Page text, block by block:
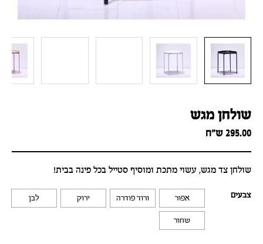
שולחן מגש
295.00 ש״ח
שולחן צד מגש, עשוי מתכת ומוסיף סטייל בכל פינה בבית!
צבעים אפור ורוד פודרה ירוק לבן
שחור